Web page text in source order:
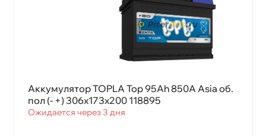
Аккумулятор TOPLA Top 95Ah 850A Asia об.
пол (- +) 306x173x200 118895
Ожидается через 3 дня